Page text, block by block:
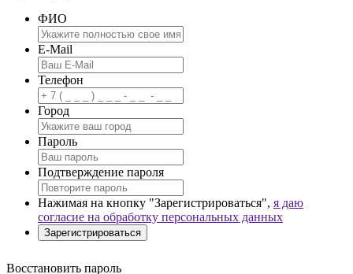
ФИО
E-Mail
Телефон
Город
Пароль
Подтверждение пароля
Нажимая на кнопку "Зарегистрироваться", я даю
согласие на обработку персональных данных
Восстановить пароль